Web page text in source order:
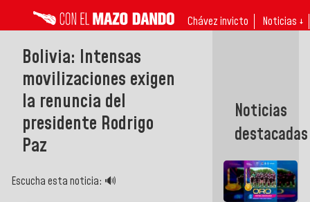
Chávez invicto Noticias ↓
Bolivia: Intensas
movilizaciones exigen
la renuncia del
presidente Rodrigo
Paz
Escucha esta noticia: 🔊
Noticias
destacadas